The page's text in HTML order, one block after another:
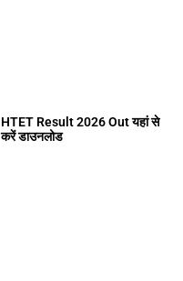
HTET Result 2026 Out यहां से
करें डाउनलोड